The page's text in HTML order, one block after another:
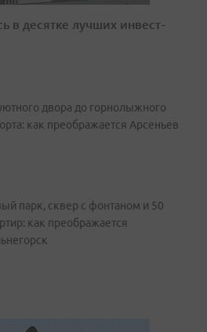
в десятке лучших инвест-
двора до горнолыжного
как преображается Арсеньев
парк, сквер с фонтаном и 50
как преображается